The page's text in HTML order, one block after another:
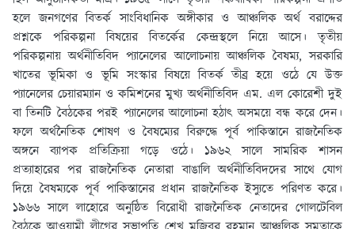
হলে জনগণের বিতর্ক সাংবিধানিক অঙ্গীকার ও আঞ্চলিক অর্থ বরাদ্দের
প্রশ্নকে পরিকল্পনা বিষয়ের বিতর্কের কেন্দ্রস্থলে নিয়ে আসে। তৃতীয়
পরিকল্পনায় অর্থনীতিবিদ প্যানেলের আলোচনায় আঞ্চলিক বৈষম্য, সরকারি
খাতের ভূমিকা ও ভূমি সংস্কার বিষয়ে বিতর্ক তীব্র হয়ে ওঠে যে উক্ত
প্যানেলের চেয়ারম্যান ও কমিশনের মুখ্য অর্থনীতিবিদ এম. এল কোরেশী দুই
বা তিনটি বৈঠকের পরই প্যানেলের আলোচনা হঠাৎ অসময়ে বন্ধ করে দেন।
ফলে অর্থনৈতিক শোষণ ও বৈষম্যের বিরুদ্ধে পূর্ব পাকিস্তানে রাজনৈতিক
অঙ্গনে ব্যাপক প্রতিক্রিয়া গড়ে ওঠে। ১৯৬২ সালে সামরিক শাসন
প্রত্যাহারের পর রাজনৈতিক নেতারা বাঙালি অর্থনীতিবিদদের সাথে যোগ
দিয়ে বৈষম্যকে পূর্ব পাকিস্তানের প্রধান রাজনৈতিক ইস্যুতে পরিণত করে।
১৯৬৬ সালে লাহোরে অনুষ্ঠিত বিরোধী রাজনৈতিক নেতাদের গোলটেবিল